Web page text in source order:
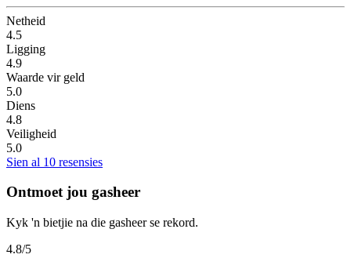
Netheid
4.5
Ligging
4.9
Waarde vir geld
5.0
Diens
4.8
Veiligheid
5.0
Sien al 10 resensies
Ontmoet jou gasheer
Kyk 'n bietjie na die gasheer se rekord.
4.8/5